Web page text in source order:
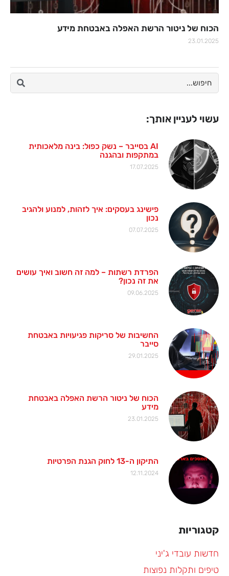
עשוי לעניין אותך:
AI בסייבר – נשק כפול: בינה מלאכותית
במתקפות ובהגנה
17.07.2025
פישינג בעסקים: איך לזהות, למנוע ולהגיב
נכון
07.07.2025
הפרדת רשתות – למה זה חשוב ואיך עושים
את זה נכון?
09.06.2025
החשיבות של סריקות פגיעויות באבטחת
סייבר
29.01.2025
הכוח של ניטור הרשת האפלה באבטחת
מידע
23.01.2025
התיקון ה-13 לחוק הגנת הפרטיות
12.11.2024
קטגוריות
חדשות עובדי ג'יני
טיפים ותקלות נפוצות
הכוח של ניטור הרשת האפלה באבטחת מידע
23.01.2025